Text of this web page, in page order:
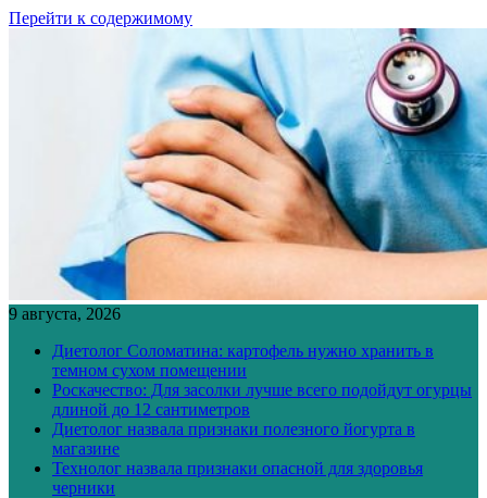
Перейти к содержимому
9 августа, 2026
Диетолог Соломатина: картофель нужно хранить в
темном сухом помещении
Роскачество: Для засолки лучше всего подойдут огурцы
длиной до 12 сантиметров
Диетолог назвала признаки полезного йогурта в
магазине
Технолог назвала признаки опасной для здоровья
черники